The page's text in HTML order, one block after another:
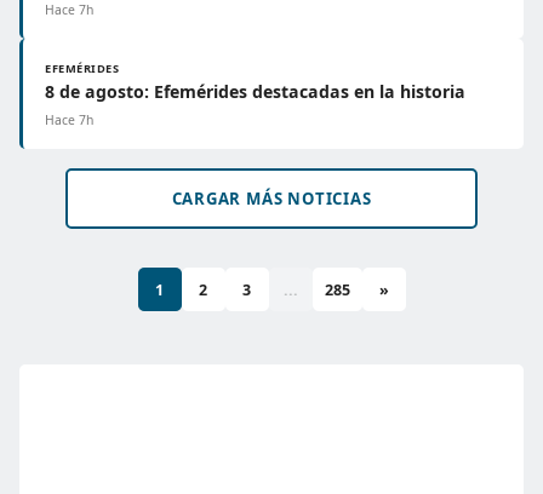
Hace 7h
EFEMÉRIDES
8 de agosto: Efemérides destacadas en la historia
Hace 7h
CARGAR MÁS NOTICIAS
1 2 3 ... 285 »